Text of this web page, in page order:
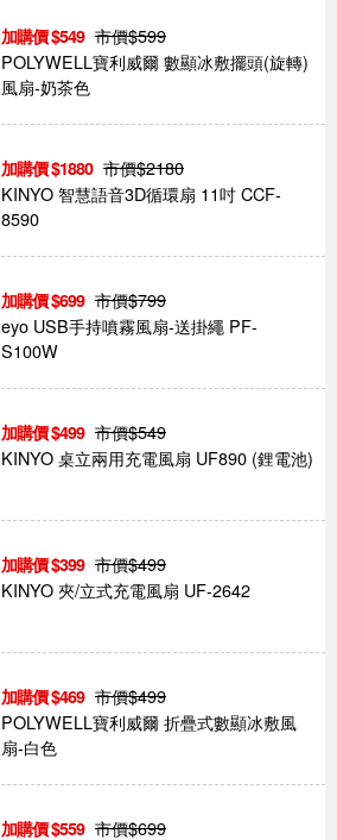
549 市價$599
POLYWELL寶利威爾 數顯冰敷擺頭(旋轉)
風扇-奶茶色
1880 市價$2180
KINYO 智慧語音3D循環扇 11吋 CCF-
8590
699 市價$799
eyo USB手持噴霧風扇-送掛繩 PF-
S100W
499 市價$549
KINYO 桌立兩用充電風扇 UF890 (鋰電池)
399 市價$499
KINYO 夾/立式充電風扇 UF-2642
469 市價$499
POLYWELL寶利威爾 折疊式數顯冰敷風
扇-白色
559 市價$699